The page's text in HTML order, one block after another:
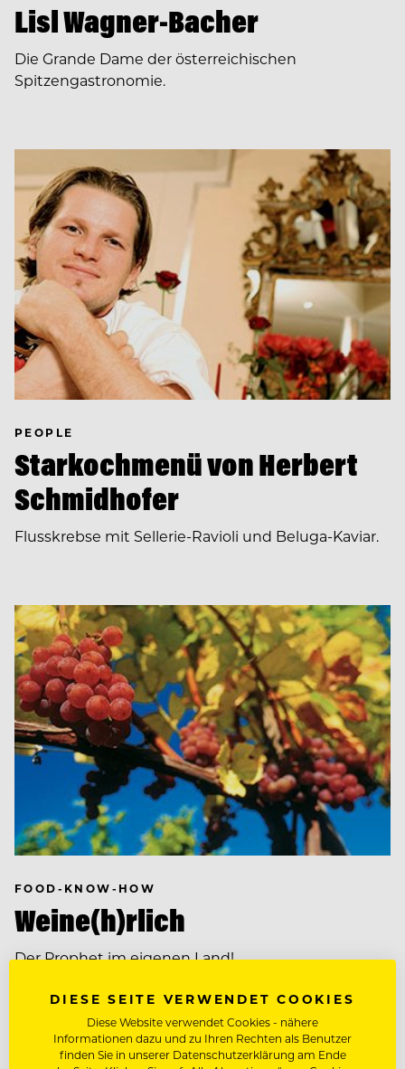
Lisl Wagner-Bacher
Die Grande Dame der österreichischen
Spitzengastronomie.
PEOPLE
Starkochmenü von Herbert
Schmidhofer
Flusskrebse mit Sellerie-Ravioli und Beluga-Kaviar.
FOOD-KNOW-HOW
Weine(h)rlich
Der Prophet im eigenen Land!
DIESE SEITE VERWENDET COOKIES
Diese Website verwendet Cookies - nähere
Informationen dazu und zu Ihren Rechten als Benutzer
finden Sie in unserer Datenschutzerklärung am Ende